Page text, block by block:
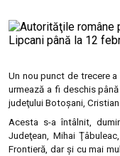
Un nou punct de trecere
urmează a fi deschis
judeţului Botoşani, Cristian
Acesta s-a întâlnit,
Judeţean, Mihai
Frontieră, dar şi cu mai